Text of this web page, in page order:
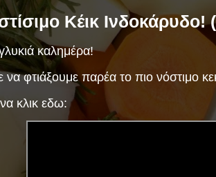
Κέικ Ινδοκάρυδο!
καλημέρα!
να φτιάξουμε παρέα το πιο νόστιμο
κλικ εδω: